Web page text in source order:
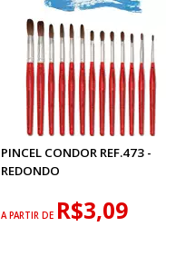
PINCEL CONDOR REF.473 -
REDONDO
A PARTIR DE R$3,09